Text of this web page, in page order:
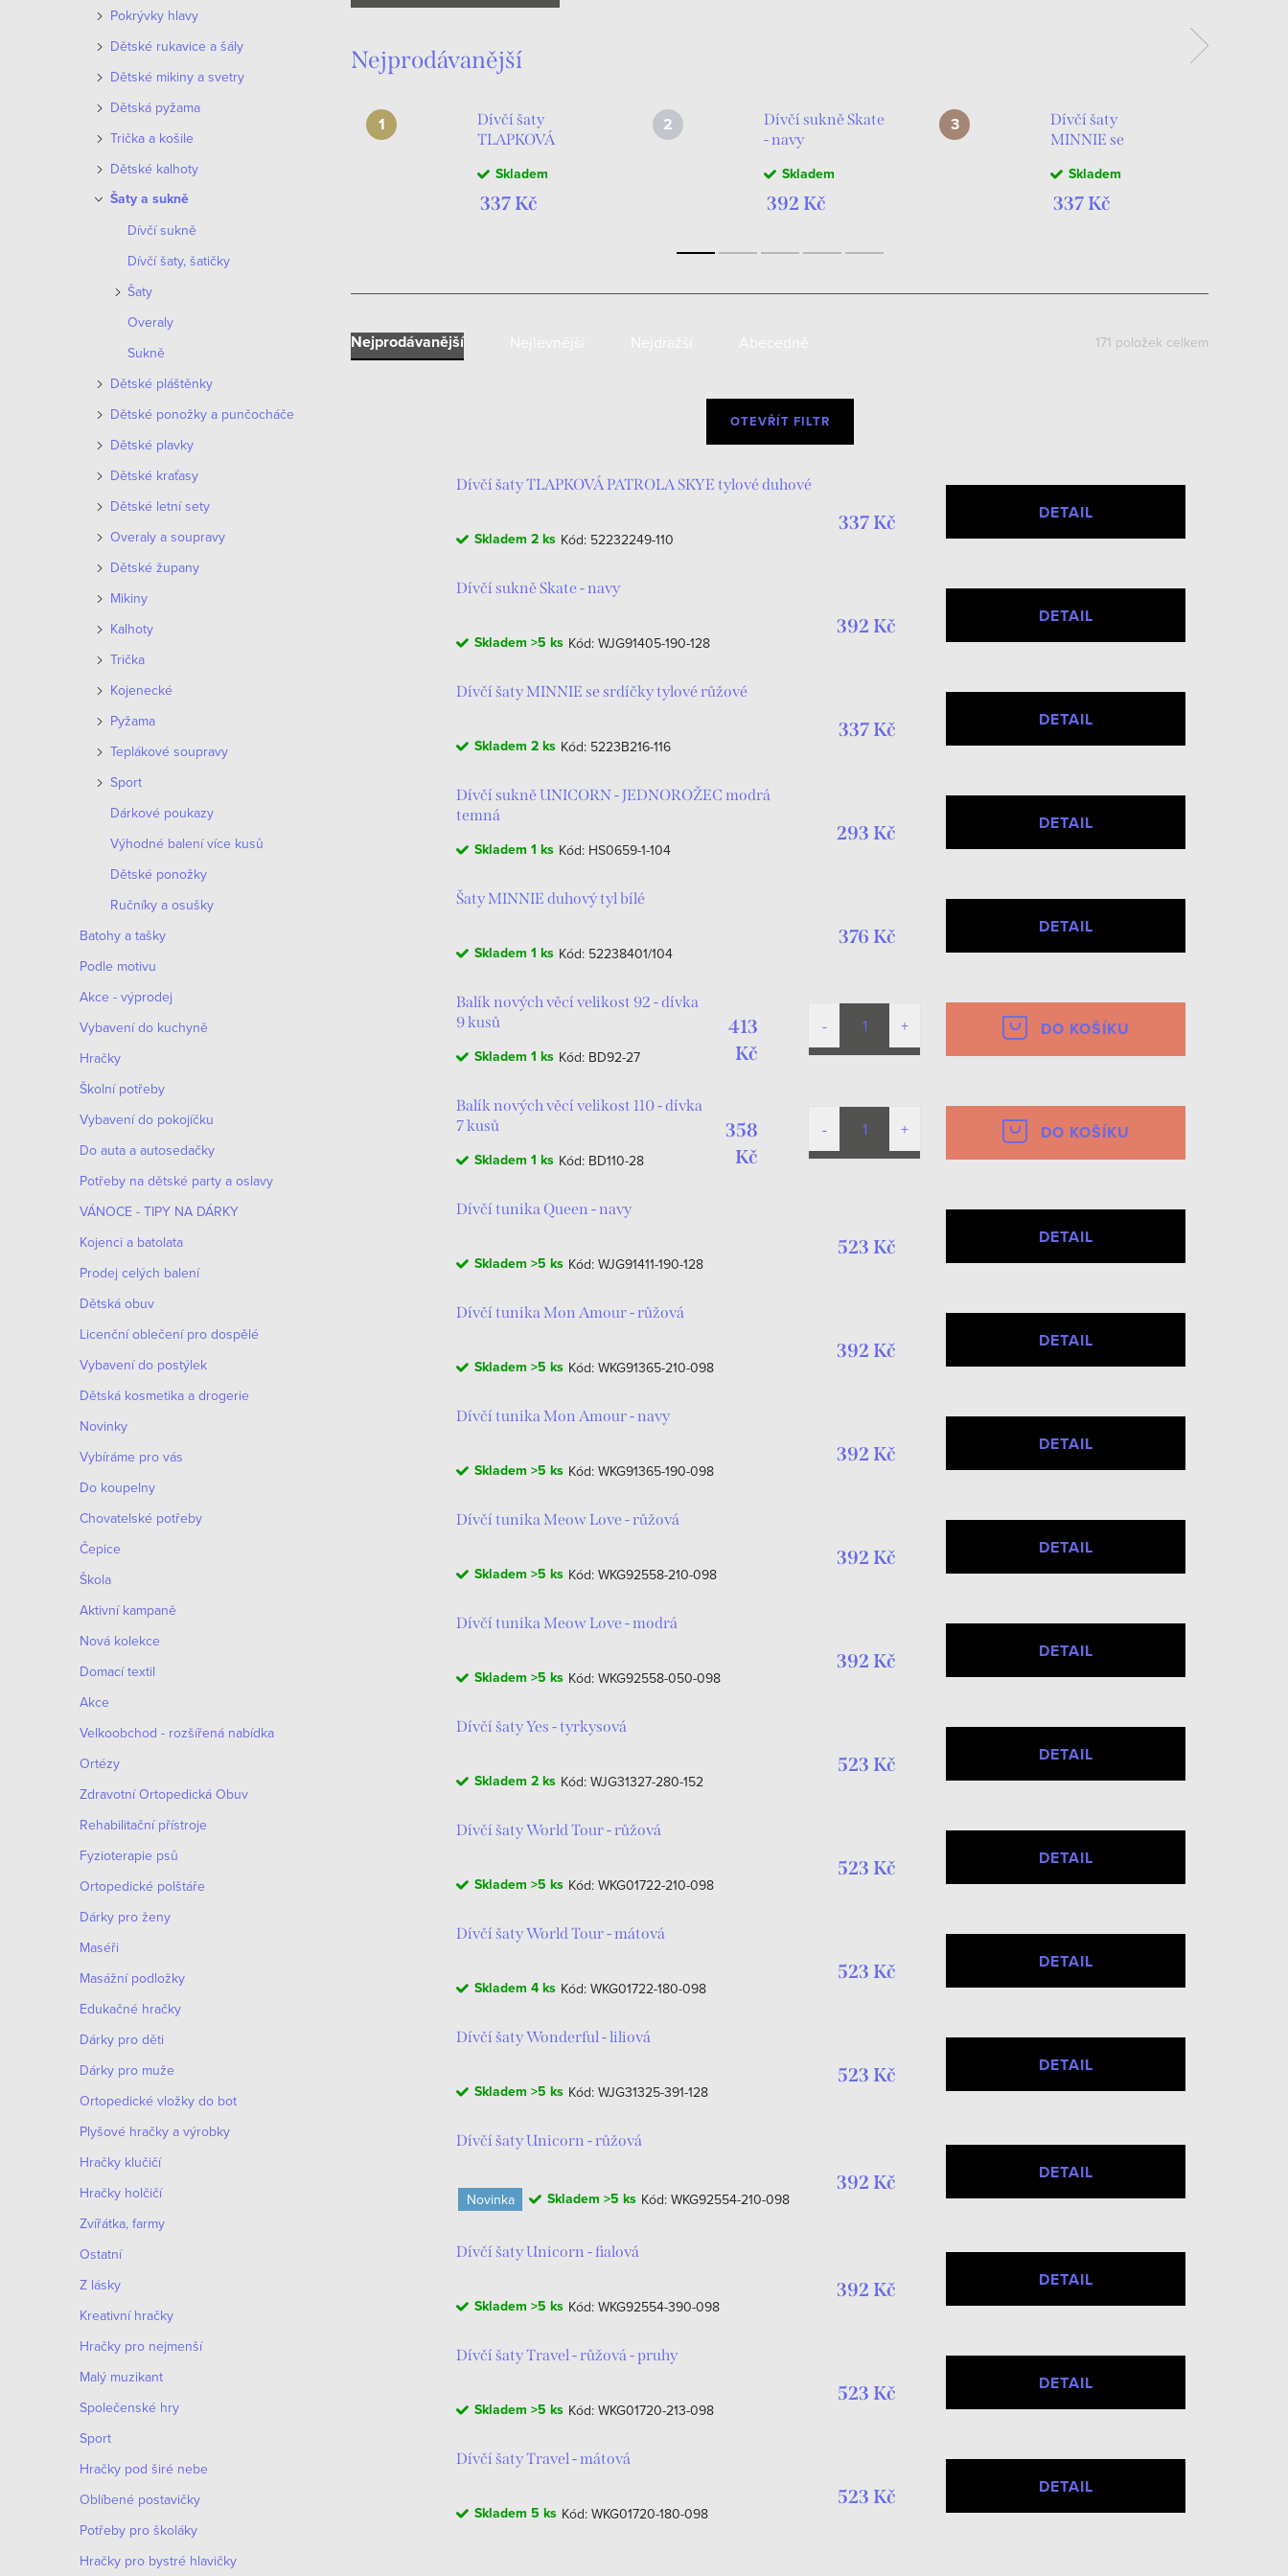
n
n
n
Pokrývky hlavy
Dětské rukavice a šály
Dětské mikiny a svetry
Dětská pyžama
Trička a košile
Dětské kalhoty
Šaty a sukně
Dívčí sukně
Dívčí šaty, šatičky
Šaty
Overaly
Sukně
Dětské pláštěnky
Dětské ponožky a punčocháče
Dětské plavky
Dětské kraťasy
Dětské letní sety
Overaly a soupravy
Dětské župany
Mikiny
Kalhoty
Trička
Kojenecké
Pyžama
Teplákové soupravy
Sport
Dárkové poukazy
Výhodné balení více kusů
Dětské ponožky
Ručníky a osušky
Batohy a tašky
Podle motivu
Akce - výprodej
Vybavení do kuchyně
Hračky
Školní potřeby
Vybavení do pokojíčku
Do auta a autosedačky
Potřeby na dětské party a oslavy
VÁNOCE - TIPY NA DÁRKY
Kojenci a batolata
Prodej celých balení
Dětská obuv
Licenční oblečení pro dospělé
Vybavení do postýlek
Dětská kosmetika a drogerie
Novinky
Vybíráme pro vás
Do koupelny
Chovatelské potřeby
Čepice
Škola
Aktivní kampaně
Nová kolekce
Domací textil
Akce
Velkoobchod - rozšířená nabídka
Ortézy
Zdravotní Ortopedická Obuv
Rehabilitační přístroje
Fyzioterapie psů
Ortopedické polštáře
Dárky pro ženy
Maséři
Masážní podložky
Edukačné hračky
Dárky pro děti
Dárky pro muže
Оrtopedické vložky do bot
Plyšové hračky a výrobky
Hračky klučičí
Hračky holčičí
Zvířátka, farmy
Ostatní
Z lásky
Kreativní hračky
Hračky pro nejmenší
Malý muzikant
Společenské hry
Sport
Hračky pod širé nebe
Oblíbené postavičky
Potřeby pro školáky
Hračky pro bystré hlavičky
Nejprodávanější
Dívčí šaty
TLAPKOVÁ
tylové duhové
Skladem
337 Kč
Dívčí sukně Skate
- navy
Skladem
392 Kč
Dívčí šaty
MINNIE se
růžové
Skladem
337 Kč
Ř
Nejprodávanější 171 položek celkem
OTEVŘÍT FILTR
Dívčí šaty TLAPKOVÁ PATROLA SKYE tylové duhové
Skladem 2 ks Kód: 52232249-110
337 Kč DETAIL
Dívčí sukně Skate - navy
Skladem >5 ks Kód: WJG91405-190-128
392 Kč DETAIL
Dívčí šaty MINNIE se srdíčky tylové růžové
Skladem 2 ks Kód: 5223B216-116
337 Kč DETAIL
Dívčí sukně UNICORN - JEDNOROŽEC modrá
temná
Skladem 1 ks Kód: HS0659-1-104
293 Kč DETAIL
Šaty MINNIE duhový tyl bílé
Skladem 1 ks Kód: 52238401/104
376 Kč DETAIL
Balík nových věcí velikost 92 - dívka
9 kusů
Skladem 1 ks Kód: BD92-27
413
Kč
DO KOŠÍKU
Balík nových věcí velikost 110 - dívka
7 kusů
Skladem 1 ks Kód: BD110-28
358
Kč
DO KOŠÍKU
Dívčí tunika Queen - navy
Skladem >5 ks Kód: WJG91411-190-128
523 Kč DETAIL
Dívčí tunika Mon Amour - růžová
Skladem >5 ks Kód: WKG91365-210-098
392 Kč DETAIL
Dívčí tunika Mon Amour - navy
Skladem >5 ks Kód: WKG91365-190-098
392 Kč DETAIL
Dívčí tunika Meow Love - růžová
Skladem >5 ks Kód: WKG92558-210-098
392 Kč DETAIL
Dívčí tunika Meow Love - modrá
Skladem >5 ks Kód: WKG92558-050-098
392 Kč DETAIL
Dívčí šaty Yes - tyrkysová
Skladem 2 ks Kód: WJG31327-280-152
523 Kč DETAIL
Dívčí šaty World Tour - růžová
Skladem >5 ks Kód: WKG01722-210-098
523 Kč DETAIL
Dívčí šaty World Tour - mátová
Skladem 4 ks Kód: WKG01722-180-098
523 Kč DETAIL
Dívčí šaty Wonderful - liliová
Skladem >5 ks Kód: WJG31325-391-128
523 Kč DETAIL
Dívčí šaty Unicorn - růžová
Novinka Skladem >5 ks Kód: WKG92554-210-098
392 Kč DETAIL
Dívčí šaty Unicorn - fialová
Skladem >5 ks Kód: WKG92554-390-098
392 Kč DETAIL
Dívčí šaty Travel - růžová - pruhy
Skladem >5 ks Kód: WKG01720-213-098
523 Kč DETAIL
Dívčí šaty Travel - mátová
Skladem 5 ks Kód: WKG01720-180-098
523 Kč DETAIL